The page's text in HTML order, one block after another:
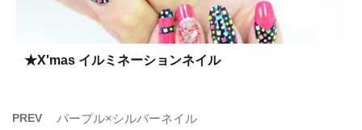
★X'mas イルミネーションネイル
PREV パープル×シルバーネイル